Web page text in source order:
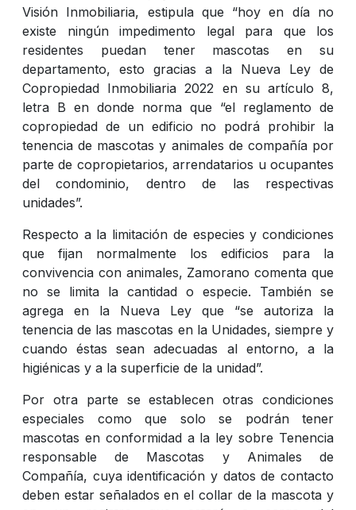
Visión Inmobiliaria, estipula que “hoy en día no
existe ningún impedimento legal para que los
residentes puedan tener mascotas en su
departamento, esto gracias a la Nueva Ley de
Copropiedad Inmobiliaria 2022 en su artículo 8,
letra B en donde norma que “el reglamento de
copropiedad de un edificio no podrá prohibir la
tenencia de mascotas y animales de compañía por
parte de copropietarios, arrendatarios u ocupantes
del condominio, dentro de las respectivas
unidades”.
Respecto a la limitación de especies y condiciones
que fijan normalmente los edificios para la
convivencia con animales, Zamorano comenta que
no se limita la cantidad o especie. También se
agrega en la Nueva Ley que “se autoriza la
tenencia de las mascotas en la Unidades, siempre y
cuando éstas sean adecuadas al entorno, a la
higiénicas y a la superficie de la unidad”.
Por otra parte se establecen otras condiciones
especiales como que solo se podrán tener
mascotas en conformidad a la ley sobre Tenencia
responsable de Mascotas y Animales de
Compañía, cuya identificación y datos de contacto
deben estar señalados en el collar de la mascota y